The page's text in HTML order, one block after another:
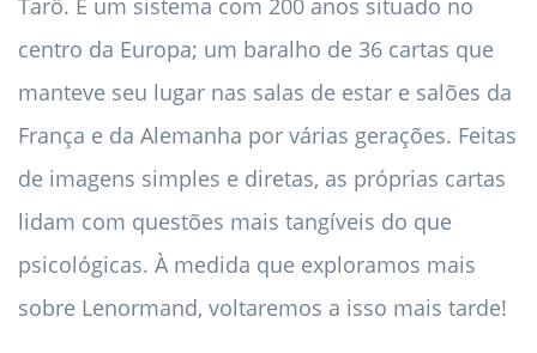
Tarô. É um sistema com 200 anos situado no
centro da Europa; um baralho de 36 cartas que
manteve seu lugar nas salas de estar e salões da
França e da Alemanha por várias gerações. Feitas
de imagens simples e diretas, as próprias cartas
lidam com questões mais tangíveis do que
psicológicas. À medida que exploramos mais
sobre Lenormand, voltaremos a isso mais tarde!